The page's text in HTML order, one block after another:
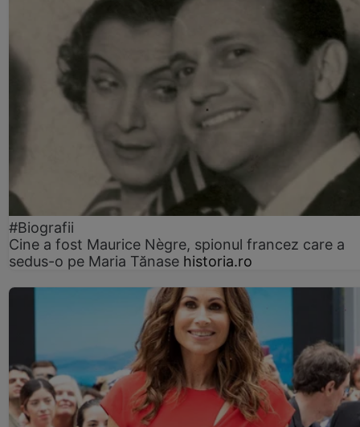
#Biografii
Cine a fost Maurice Nègre, spionul francez care a
sedus-o pe Maria Tănase historia.ro